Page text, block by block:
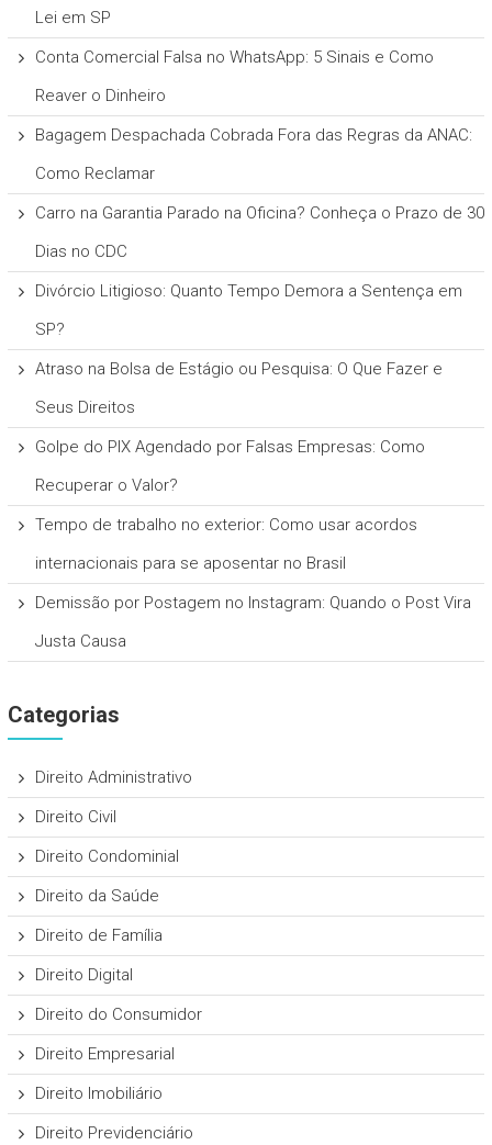
Lei em SP
Conta Comercial Falsa no WhatsApp: 5 Sinais e Como
Reaver o Dinheiro
Bagagem Despachada Cobrada Fora das Regras da ANAC:
Como Reclamar
Carro na Garantia Parado na Oficina? Conheça o Prazo de 30
Dias no CDC
Divórcio Litigioso: Quanto Tempo Demora a Sentença em
SP?
Atraso na Bolsa de Estágio ou Pesquisa: O Que Fazer e
Seus Direitos
Golpe do PIX Agendado por Falsas Empresas: Como
Recuperar o Valor?
Tempo de trabalho no exterior: Como usar acordos
internacionais para se aposentar no Brasil
Demissão por Postagem no Instagram: Quando o Post Vira
Justa Causa
Categorias
Direito Administrativo
Direito Civil
Direito Condominial
Direito da Saúde
Direito de Família
Direito Digital
Direito do Consumidor
Direito Empresarial
Direito Imobiliário
Direito Previdenciário